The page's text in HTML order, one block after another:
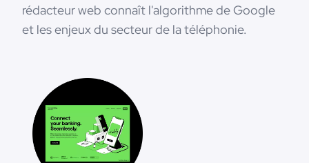
rédacteur web connaît l'algorithme de Google
et les enjeux du secteur de la téléphonie.